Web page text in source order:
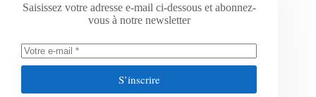
Saisissez votre adresse e-mail ci-dessous et abonnez-
vous à notre newsletter
S’inscrire